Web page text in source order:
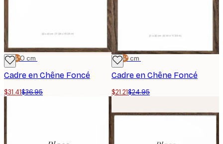
-15%*
30x40 cm
Cadre en Chêne Foncé
$31.41$36.95
-15%*
21x30 cm
Cadre en Chêne Foncé
$21.21$24.95